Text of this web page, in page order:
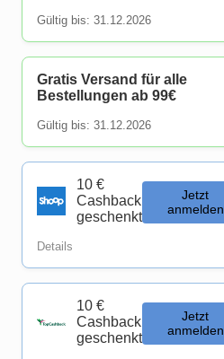
Gültig bis: 31.12.2026
Gratis Versand für alle
Bestellungen ab 99€
Gültig bis: 31.12.2026
10 €
Cashback
geschenkt
Jetzt
anmelden
Details
10 €
Cashback
geschenkt
Jetzt
anmelden